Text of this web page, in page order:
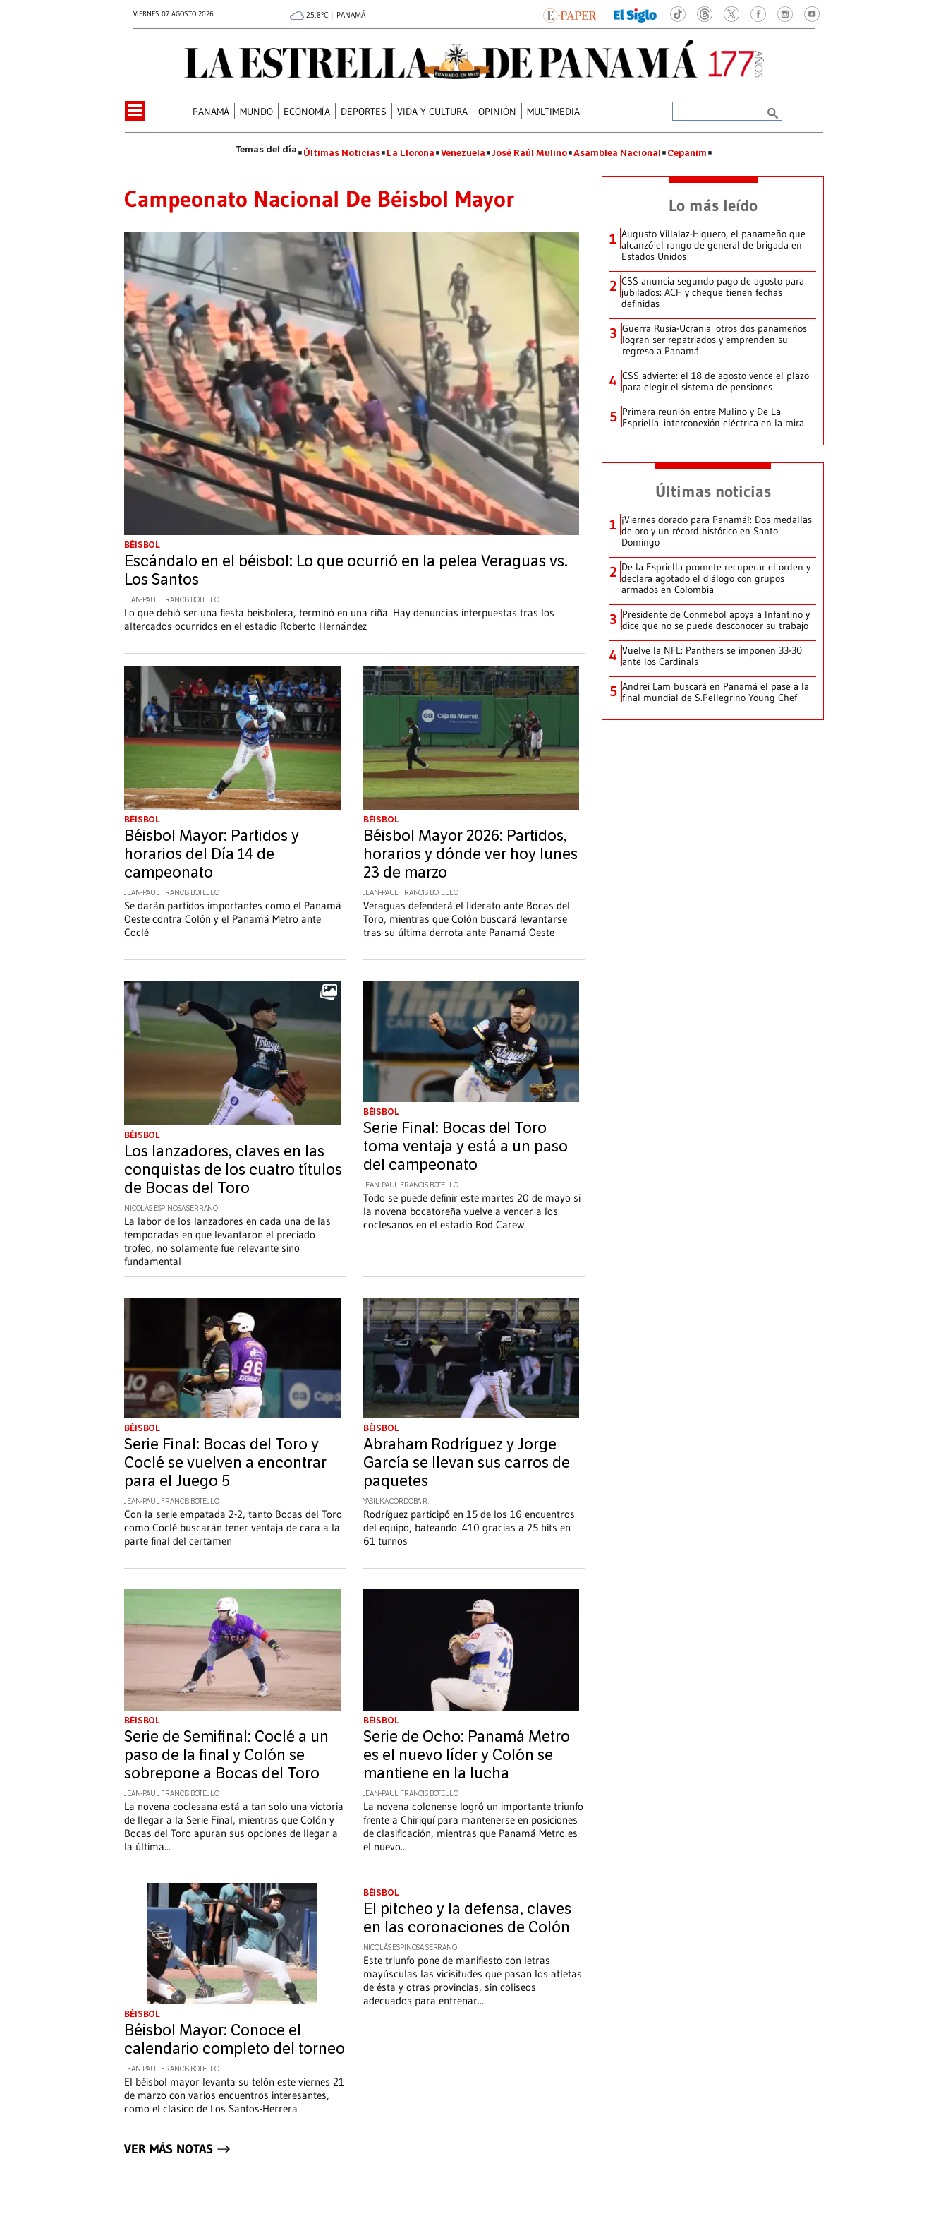
VIERNES 07 AGOSTO 2026 25.8°C | PANAMÁ
PANAMÁ MUNDO ECONOMÍA DEPORTES VIDA Y CULTURA OPINIÓN MULTIMEDIA
Últimas Noticias La Llorona Venezuela José Raúl Mulino Asamblea Nacional Cepanim
Campeonato Nacional De Béisbol Mayor
BÉISBOL
Escándalo en el béisbol: Lo que ocurrió en la pelea Veraguas vs.
Los Santos
JEAN-PAUL FRANCIS BOTELLO
Lo que debió ser una fiesta beisbolera, terminó en una riña. Hay denuncias interpuestas tras los
altercados ocurridos en el estadio Roberto Hernández
BÉISBOL
Béisbol Mayor: Partidos y
horarios del Día 14 de
campeonato
JEAN-PAUL FRANCIS BOTELLO
Se darán partidos importantes como el Panamá
Oeste contra Colón y el Panamá Metro ante
Coclé
BÉISBOL
Béisbol Mayor 2026: Partidos,
horarios y dónde ver hoy lunes
23 de marzo
JEAN-PAUL FRANCIS BOTELLO
Veraguas defenderá el liderato ante Bocas del
Toro, mientras que Colón buscará levantarse
tras su última derrota ante Panamá Oeste
BÉISBOL
Los lanzadores, claves en las
conquistas de los cuatro títulos
de Bocas del Toro
NICOLÁS ESPINOSA SERRANO
La labor de los lanzadores en cada una de las
temporadas en que levantaron el preciado
trofeo, no solamente fue relevante sino
fundamental
BÉISBOL
Serie Final: Bocas del Toro
toma ventaja y está a un paso
del campeonato
JEAN-PAUL FRANCIS BOTELLO
Todo se puede definir este martes 20 de mayo si
la novena bocatoreña vuelve a vencer a los
coclesanos en el estadio Rod Carew
BÉISBOL
Serie Final: Bocas del Toro y
Coclé se vuelven a encontrar
para el Juego 5
JEAN-PAUL FRANCIS BOTELLO
Con la serie empatada 2-2, tanto Bocas del Toro
como Coclé buscarán tener ventaja de cara a la
parte final del certamen
BÉISBOL
Abraham Rodríguez y Jorge
García se llevan sus carros de
paquetes
YASILKA CÓRDOBA R.
Rodríguez participó en 15 de los 16 encuentros
del equipo, bateando .410 gracias a 25 hits en
61 turnos
BÉISBOL
Serie de Semifinal: Coclé a un
paso de la final y Colón se
sobrepone a Bocas del Toro
JEAN-PAUL FRANCIS BOTELLO
La novena coclesana está a tan solo una victoria
de llegar a la Serie Final, mientras que Colón y
Bocas del Toro apuran sus opciones de llegar a
la última...
BÉISBOL
Serie de Ocho: Panamá Metro
es el nuevo líder y Colón se
mantiene en la lucha
JEAN-PAUL FRANCIS BOTELLO
La novena colonense logró un importante triunfo
frente a Chiriquí para mantenerse en posiciones
de clasificación, mientras que Panamá Metro es
el nuevo...
BÉISBOL
Béisbol Mayor: Conoce el
calendario completo del torneo
JEAN-PAUL FRANCIS BOTELLO
El béisbol mayor levanta su telón este viernes 21
de marzo con varios encuentros interesantes,
como el clásico de Los Santos-Herrera
BÉISBOL
El pitcheo y la defensa, claves
en las coronaciones de Colón
NICOLÁS ESPINOSA SERRANO
Este triunfo pone de manifiesto con letras
mayúsculas las vicisitudes que pasan los atletas
de ésta y otras provincias, sin coliseos
adecuados para entrenar...
VER MÁS NOTAS
Lo más leído
1 Augusto Villalaz-Higuero, el panameño que
alcanzó el rango de general de brigada en
Estados Unidos
2 CSS anuncia segundo pago de agosto para
jubilados: ACH y cheque tienen fechas
definidas
3 Guerra Rusia-Ucrania: otros dos panameños
logran ser repatriados y emprenden su
regreso a Panamá
4 CSS advierte: el 18 de agosto vence el plazo
para elegir el sistema de pensiones
5 Primera reunión entre Mulino y De La
Espriella: interconexión eléctrica en la mira
Últimas noticias
1 ¡Viernes dorado para Panamá!: Dos medallas
de oro y un récord histórico en Santo
Domingo
2 De la Espriella promete recuperar el orden y
declara agotado el diálogo con grupos
armados en Colombia
3 Presidente de Conmebol apoya a Infantino y
dice que no se puede desconocer su trabajo
4 Vuelve la NFL: Panthers se imponen 33-30
ante los Cardinals
5 Andrei Lam buscará en Panamá el pase a la
final mundial de S.Pellegrino Young Chef